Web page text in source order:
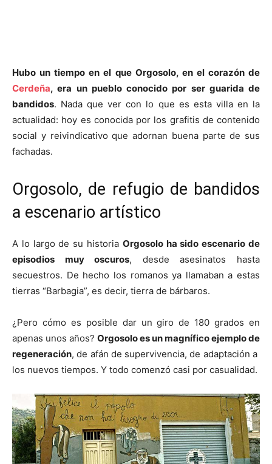
Hubo un tiempo en el que Orgosolo, en el corazón de
Cerdeña, era un pueblo conocido por ser guarida de
bandidos. Nada que ver con lo que es esta villa en la
actualidad: hoy es conocida por los grafitis de contenido
social y reivindicativo que adornan buena parte de sus
fachadas.
Orgosolo, de refugio de bandidos
a escenario artístico
A lo largo de su historia Orgosolo ha sido escenario de
episodios muy oscuros, desde asesinatos hasta
secuestros. De hecho los romanos ya llamaban a estas
tierras “Barbagia”, es decir, tierra de bárbaros.
¿Pero cómo es posible dar un giro de 180 grados en
apenas unos años? Orgosolo es un magnífico ejemplo de
regeneración, de afán de supervivencia, de adaptación a
los nuevos tiempos. Y todo comenzó casi por casualidad.